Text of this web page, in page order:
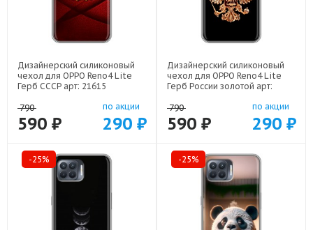
Дизайнерский силиконовый
чехол для OPPO Reno4 Lite
Герб СССР арт: 21615
790
590 ₽
по акции
290 ₽
Дизайнерский силиконовый
чехол для OPPO Reno4 Lite
Герб России золотой арт:
790
590 ₽
по акции
290 ₽
-25% -25%